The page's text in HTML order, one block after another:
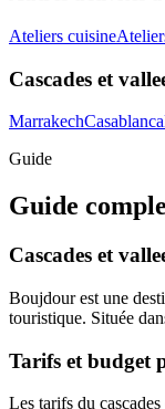
Ateliers cuisine
Cascades et
MarrakechCasablanca
Guide
Guide
Cascades et
Boujdour est une
touristique. Située
Tarifs et budget
Les tarifs du